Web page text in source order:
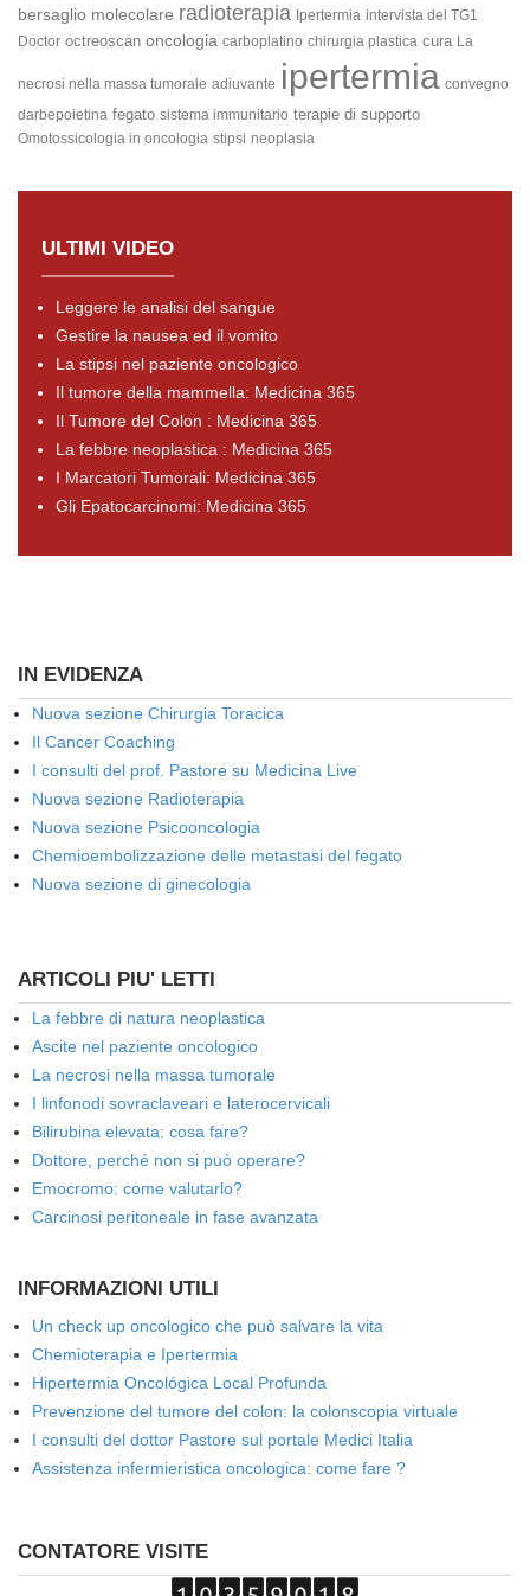
bersaglio molecolare radioterapia Ipertermia intervista del TG1
Doctor octreoscan oncologia carboplatino chirurgia plastica cura La
necrosi nella massa tumorale adiuvante ipertermia convegno
darbepoietina fegato sistema immunitario terapie di supporto
Omotossicologia in oncologia stipsi neoplasia
ULTIMI VIDEO
Leggere le analisi del sangue
Gestire la nausea ed il vomito
La stipsi nel paziente oncologico
Il tumore della mammella: Medicina 365
Il Tumore del Colon : Medicina 365
La febbre neoplastica : Medicina 365
I Marcatori Tumorali: Medicina 365
Gli Epatocarcinomi: Medicina 365
IN EVIDENZA
Nuova sezione Chirurgia Toracica
Il Cancer Coaching
I consulti del prof. Pastore su Medicina Live
Nuova sezione Radioterapia
Nuova sezione Psicooncologia
Chemioembolizzazione delle metastasi del fegato
Nuova sezione di ginecologia
ARTICOLI PIU' LETTI
La febbre di natura neoplastica
Ascite nel paziente oncologico
La necrosi nella massa tumorale
I linfonodi sovraclaveari e laterocervicali
Bilirubina elevata: cosa fare?
Dottore, perché non si può operare?
Emocromo: come valutarlo?
Carcinosi peritoneale in fase avanzata
INFORMAZIONI UTILI
Un check up oncologico che può salvare la vita
Chemioterapia e Ipertermia
Hipertermia Oncológica Local Profunda
Prevenzione del tumore del colon: la colonscopia virtuale
I consulti del dottor Pastore sul portale Medici Italia
Assistenza infermieristica oncologica: come fare ?
CONTATORE VISITE